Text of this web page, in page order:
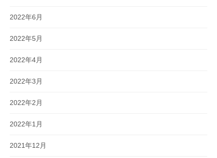
2022年6月
2022年5月
2022年4月
2022年3月
2022年2月
2022年1月
2021年12月